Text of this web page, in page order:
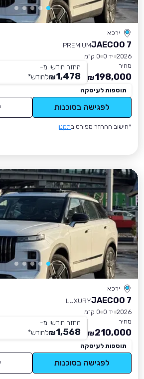
ירכא
JAECOO 7
PREMIUM
2026 יד 0
0 ק״מ
מחיר
198,000
₪
החזר חודשי מ-
1,478
₪לחודש*
תוספות לעיסקה
לפגישה בסוכנות
*חישוב ההחזר מפורט בתקנון
ירכא
JAECOO 7
LUXURY
2026 יד 0
0 ק״מ
מחיר
210,000
₪
החזר חודשי מ-
1,568
₪לחודש*
תוספות לעיסקה
לפגישה בסוכנות